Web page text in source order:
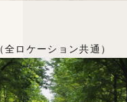
ロケーション共通）